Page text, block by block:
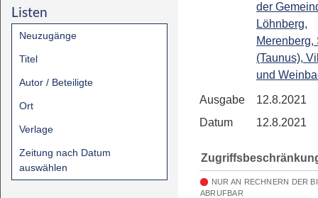
Listen
Neuzugänge
Titel
Autor / Beteiligte
Ort
Verlage
Zeitung nach Datum
auswählen
der
Löhnberg,
Merenberg,
(Taunus),
und
Ausgabe
12.8.2021
Datum
12.8.2021
NUR AN RECHNERN DER
ABRUFBAR